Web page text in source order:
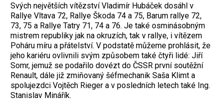
Svých největších vítězství Vladimír Hubáček dosáhl v
Rallye Vltava 72, Rallye Škoda 74 a 75, Barum rallye 72,
73, 75 a Rallye Tatry 71, 74 a 76. Je také osminásobným
mistrem republiky jak na okruzích, tak v ral­lye, i vítězem
Poháru míru a přátelství. V podstatě můžeme prohlásit, že
jeho kariéru ovlivnili svým způsobem také čtyři lidé: Jiří
Somr, jemuž se podařilo dovézt do ČSSR první soutěžní
Renault, dále již zmiňovaný šéfmechanik Saša Klimt a
spolujezdci ­Vojtěch Rieger a v posledních letech také Ing.
Stanislav Minářík.